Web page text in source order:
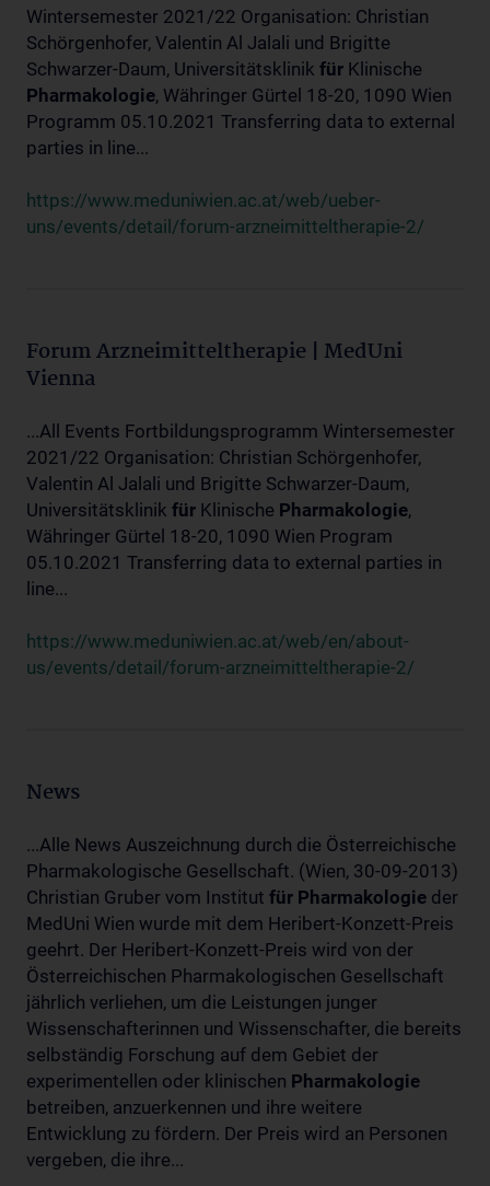
Wintersemester 2021/22 Organisation: Christian
Schörgenhofer, Valentin Al Jalali und Brigitte
Schwarzer-Daum, Universitätsklinik für Klinische
Pharmakologie, Währinger Gürtel 18-20, 1090 Wien
Programm 05.10.2021 Transferring data to external
parties in line...
https://www.meduniwien.ac.at/web/ueber-
uns/events/detail/forum-arzneimitteltherapie-2/
Forum Arzneimitteltherapie | MedUni
Vienna
...All Events Fortbildungsprogramm Wintersemester
2021/22 Organisation: Christian Schörgenhofer,
Valentin Al Jalali und Brigitte Schwarzer-Daum,
Universitätsklinik für Klinische Pharmakologie,
Währinger Gürtel 18-20, 1090 Wien Program
05.10.2021 Transferring data to external parties in
line...
https://www.meduniwien.ac.at/web/en/about-
us/events/detail/forum-arzneimitteltherapie-2/
News
...Alle News Auszeichnung durch die Österreichische
Pharmakologische Gesellschaft. (Wien, 30-09-2013)
Christian Gruber vom Institut für Pharmakologie der
MedUni Wien wurde mit dem Heribert-Konzett-Preis
geehrt. Der Heribert-Konzett-Preis wird von der
Österreichischen Pharmakologischen Gesellschaft
jährlich verliehen, um die Leistungen junger
Wissenschafterinnen und Wissenschafter, die bereits
selbständig Forschung auf dem Gebiet der
experimentellen oder klinischen Pharmakologie
betreiben, anzuerkennen und ihre weitere
Entwicklung zu fördern. Der Preis wird an Personen
vergeben, die ihre...